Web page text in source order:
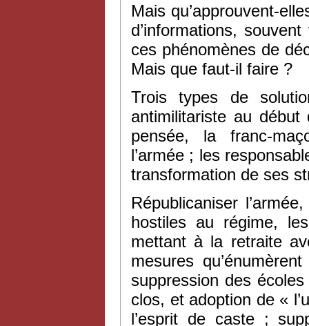
Mais qu’approuvent-
d’informations,
ces phénomènes de
Mais que faut-il faire ?
Trois types de
antimilitariste au
pensée, la franc-
l’armée ; les
transformation de ses
Républicaniser
hostiles au régime,
mettant à la retraite
mesures
suppression des
clos, et adoption de «
l’esprit de caste ;